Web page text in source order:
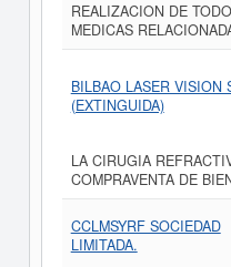
REALIZACION DE
MEDICAS
BILBAO LASER VISION
(EXTINGUIDA)
LA CIRUGIA
COMPRAVENTA DE
CCLMSYRF SOCIEDAD
LIMITADA.